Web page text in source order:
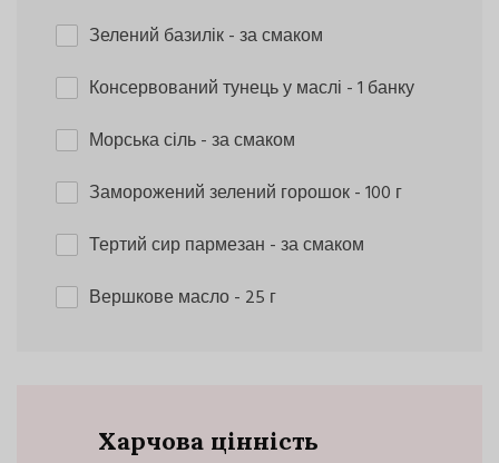
Зелений базилік- за смаком
Консервований тунець у маслі - 1 банку
Морська сіль- за смаком
Заморожений зелений горошок- 100 г
Тертий сир пармезан - за смаком
Вершкове масло- 25 г
Харчова цінність